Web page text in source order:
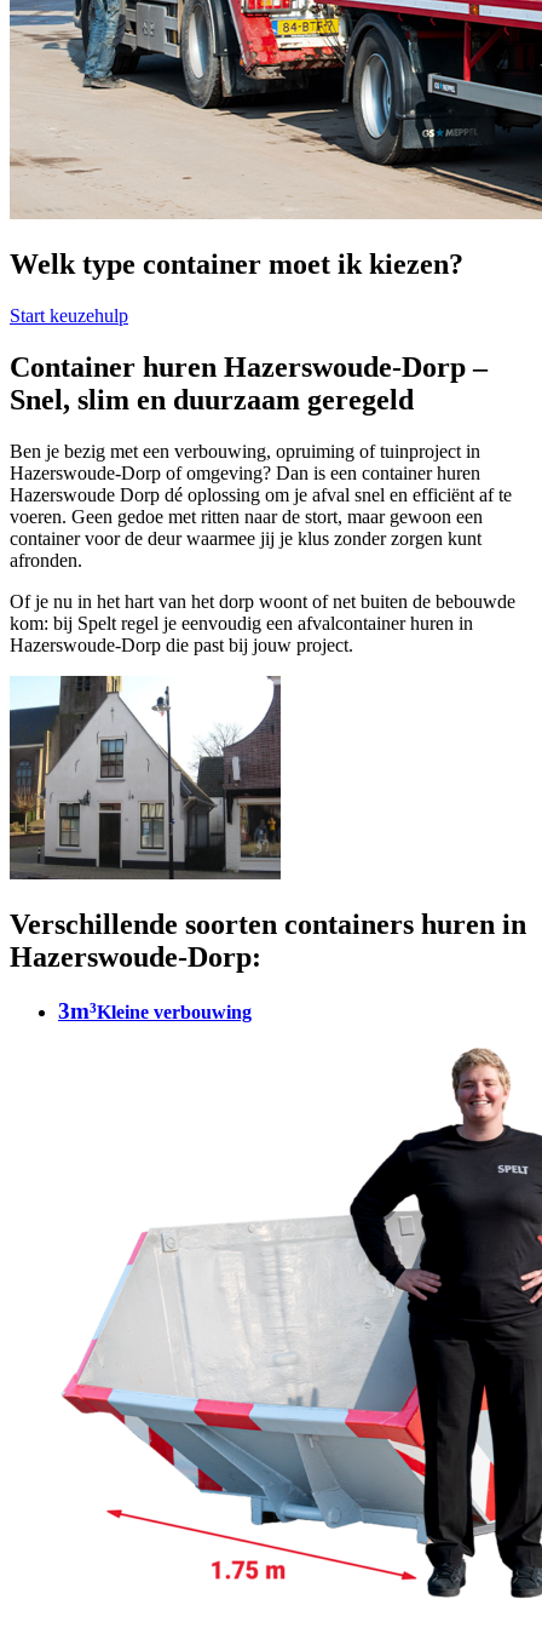
Welk type container moet ik kiezen?
Start keuzehulp
Container huren Hazerswoude-Dorp –
Snel, slim en duurzaam geregeld
Ben je bezig met een verbouwing, opruiming of tuinproject in
Hazerswoude-Dorp of omgeving? Dan is een container huren
Hazerswoude Dorp dé oplossing om je afval snel en efficiënt af te
voeren. Geen gedoe met ritten naar de stort, maar gewoon een
container voor de deur waarmee jij je klus zonder zorgen kunt
afronden.
Of je nu in het hart van het dorp woont of net buiten de bebouwde
kom: bij Spelt regel je eenvoudig een afvalcontainer huren in
Hazerswoude-Dorp die past bij jouw project.
Verschillende soorten containers huren in
Hazerswoude-Dorp:
3m³Kleine verbouwing